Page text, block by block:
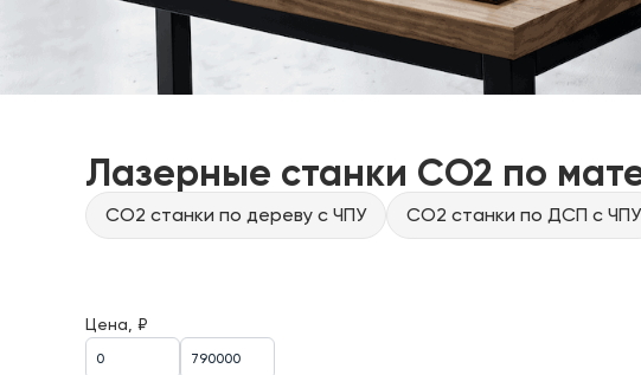
Лазерные станки CO2 по
CO2 станки по дереву с ЧПУ CO2 станки по ДСП с ЧПУ
Цена, ₽